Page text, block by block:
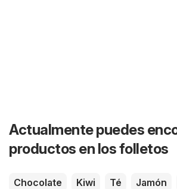
Actualmente puedes
productos en los folletos
Chocolate Kiwi Té Jamón